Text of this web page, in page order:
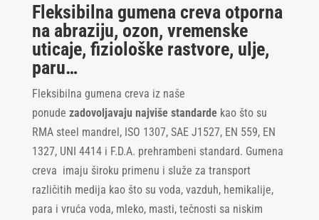
Fleksibilna gumena creva otporna
na abraziju, ozon, vremenske
uticaje, fiziološke rastvore, ulje,
paru…
Fleksibilna gumena creva iz naše
ponude zadovoljavaju najviše standardekao što su
RMA steel mandrel, ISO 1307, SAE J1527, EN 559, EN
1327, UNI 4414 i F.D.A. prehrambeni standard. Gumena
creva imaju široku primenu i služe za transport
različitih medija kao što su voda, vazduh, hemikalije,
para i vruća voda, mleko, masti, tečnosti sa niskim